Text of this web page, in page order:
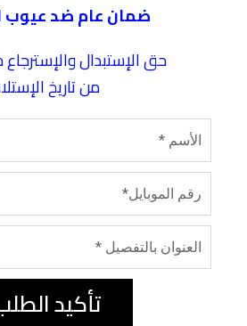
ضمان عام ضد عيوب
حق الإستبدال والإسترجاع خلال 14 يوم
تأكيد